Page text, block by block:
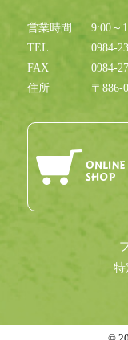
営業時間
9:00～
TEL
0984-
FAX
0984-
住所
〒886-
特